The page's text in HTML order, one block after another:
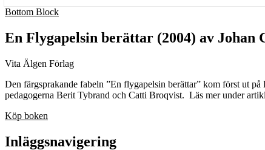
Bottom Block
En Flygapelsin berättar (2004) av Johan
Vita Älgen Förlag
Den färgsprakande fabeln ”En flygapelsin berättar” kom först ut
pedagogerna Berit Tybrand och Catti Broqvist. Läs mer under
Köp boken
Inläggsnavigering